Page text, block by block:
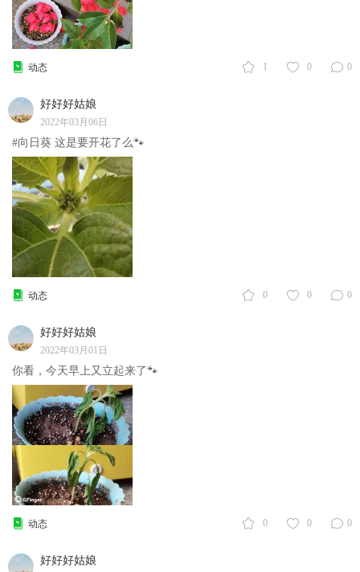
1 0 0
动态
好好好姑娘
2022年03月06日
#向日葵 这是要开花了么🐾
0 0 0
动态
好好好姑娘
2022年03月01日
你看，今天早上又立起来了🐾
0 0 0
动态
好好好姑娘